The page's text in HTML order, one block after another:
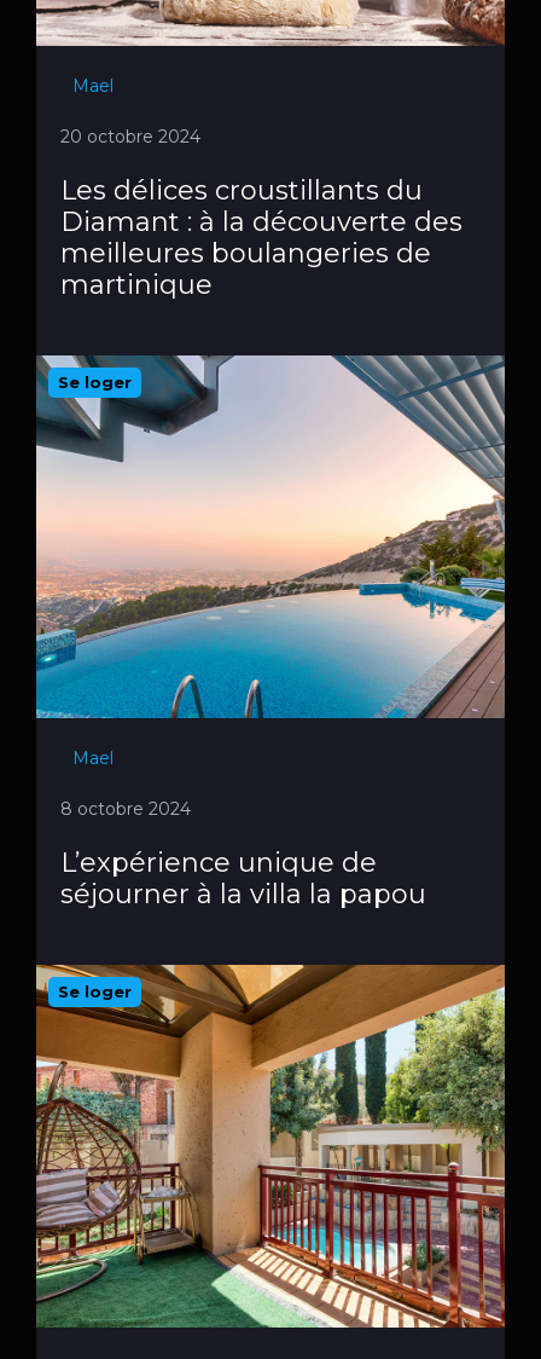
Mael
20 octobre 2024
Les délices croustillants du
Diamant : à la découverte des
meilleures boulangeries de
martinique
Se loger
Mael
8 octobre 2024
L’expérience unique de
séjourner à la villa la papou
Se loger